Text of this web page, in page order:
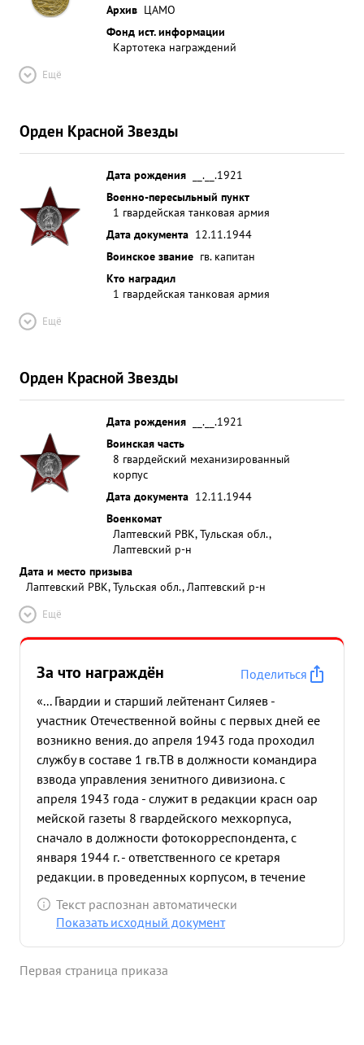
Архив ЦАМО
Фонд ист. информации
Картотека награждений
Ещё
Орден Красной Звезды
Дата рождения
__.__.1921
Военно-пересыльный пункт
1 гвардейская танковая армия
Дата документа 12.11.1944
Воинское звание гв. капитан
Кто наградил
1 гвардейская танковая армия
Ещё
Орден Красной Звезды
Дата рождения
__.__.1921
Воинская часть
8 гвардейский механизированный
корпус
Дата документа 12.11.1944
Военкомат
Лаптевский РВК, Тульская обл.,
Лаптевский р-н
Дата и место призыва
Лаптевский РВК, Тульская обл., Лаптевский р-н
Ещё
За что награждён
Поделиться
«... Гвардии и старший лейтенант Силяев -
участник Отечественной войны с первых дней ее
возникно вения. до апреля 1943 года проходил
службу в составе 1 гв.ТВ в должности командира
взвода управления зенитного дивизиона. с
апреля 1943 года - служит в редакции красн оар
мейской газеты 8 гвардейского мехкорпуса,
сначало в должности фотокорреспондента, с
января 1944 г. - ответственного се кретаря
редакции. в проведенных корпусом, в течение
этого времени операциях работал исключительно
напряж енно по организации материалов для
елениях, организуя там оперативные материалы
Текст распознан автоматически
Показать исходный документ
Первая страница приказа